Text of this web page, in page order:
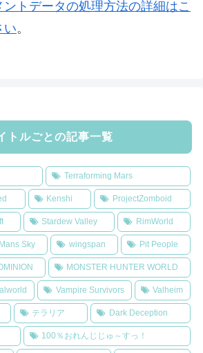
ントデータの処理方法の詳細はこ
い。
トルごとの記事一覧
Terraforming Mars
Kenshi ProjectZomboid
Stardew Valley RimWorld
Sky wingspan Pit People
MONSTER HUNTER WORLD
Vampire Survivors Valheim
テラリア Dark Deception
100％おれんじじゅ～すっ！